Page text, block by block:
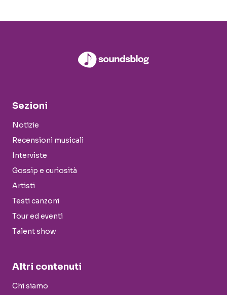
Sezioni
Notizie
Recensioni musicali
Interviste
Gossip e curiosità
Artisti
Testi canzoni
Tour ed eventi
Talent show
Altri contenuti
Chi siamo